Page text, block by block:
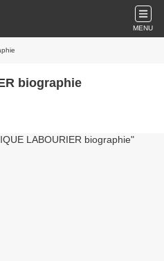
MENU
biographie